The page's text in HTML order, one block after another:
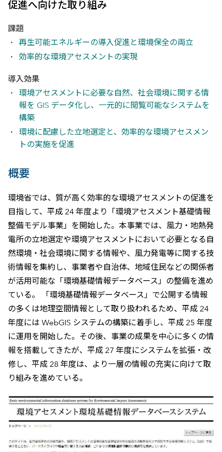
促進へ向けた取り組み
課題
再生可能エネルギーの導入促進と環境保全の両立
効率的な環境アセスメントの実現
導入効果
環境アセスメントに必要な自然、社会環境に関する情
報を GIS データ化し、一元的に閲覧可能なシステムを
構築
環境に配慮した立地選定と、効率的な環境アセスメン
トの実施を促進
概要
環境省では、質が高く効率的な環境アセスメントの促進を
目指して、平成 24 年度より「環境アセスメント基礎情報
整備モデル事業」を開始した。本事業では、風力・地熱発
電所の立地選定や環境アセスメントにおいて必要となる自
然環境・社会環境に関する情報や、風力発電等に関する技
術情報を集約し、事業者や自治体、地域住民などの関係者
が活用可能な「環境基礎情報データベース」の整備を進め
ている。 「環境基礎情報データベース」で公開する情報
の多くは地理空間情報として取り扱われるため、平成 24
年度には WebGIS システムの構築に着手し、平成 25 年度
に運用を開始した。その後、事業の成果を中心に多くの情
報を搭載してきたが、平成 27 年度にシステムを拡張・改
修し、平成 28 年度は、より一層の情報の充実に向けて取
り組みを進めている。